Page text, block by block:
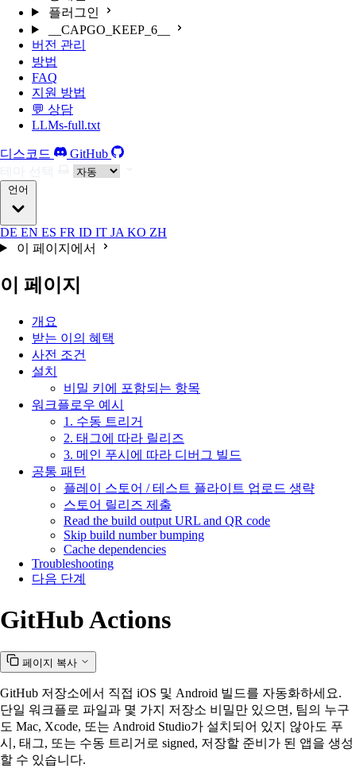
플러그인
__CAPGO_KEEP_6__
버전 관리
방법
FAQ
지원 방법
💬 상담
LLMs-full.txt
디스코드
GitHub
언어
DE EN ES FR ID IT JA KO ZH
이 페이지에서
이 페이지
개요
받는 이의 혜택
사전 조건
설치
비밀 키에 포함되는 항목
워크플로우 예시
1. 수동 트리거
2. 태그에 따라 릴리즈
3. 메인 푸시에 따라 디버그 빌드
공통 패턴
플레이 스토어 / 테스트 플라이트 업로드 생략
스토어 릴리즈 제출
Read the build output URL and QR code
Skip build number bumping
Cache dependencies
Troubleshooting
다음 단계
GitHub Actions
페이지 복사
GitHub 저장소에서 직접 iOS 및 Android 빌드를 자동화하세요.
단일 워크플로 파일과 몇 가지 저장소 비밀만 있으면, 팀의 누구
도 Mac, Xcode, 또는 Android Studio가 설치되어 있지 않아도 푸
시, 태그, 또는 수동 트리거로 signed, 저장할 준비가 된 앱을 생성
할 수 있습니다.